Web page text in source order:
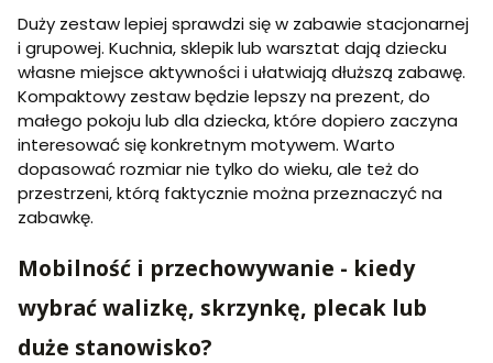
Duży zestaw lepiej sprawdzi się w zabawie stacjonarnej
i grupowej. Kuchnia, sklepik lub warsztat dają dziecku
własne miejsce aktywności i ułatwiają dłuższą zabawę.
Kompaktowy zestaw będzie lepszy na prezent, do
małego pokoju lub dla dziecka, które dopiero zaczyna
interesować się konkretnym motywem. Warto
dopasować rozmiar nie tylko do wieku, ale też do
przestrzeni, którą faktycznie można przeznaczyć na
zabawkę.
Mobilność i przechowywanie - kiedy
wybrać walizkę, skrzynkę, plecak lub
duże stanowisko?